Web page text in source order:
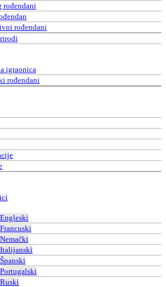
rođendani
rođendani
igraonica
rođendani
Engleski
Francuski
Nemački
Italijanski
Španski
Portugalski
Ruski